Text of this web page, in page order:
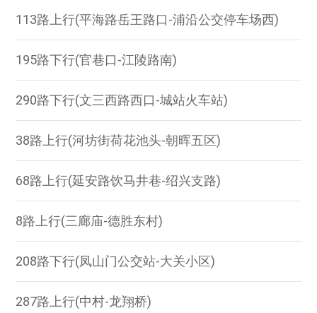
113路上行(平海路岳王路口-浦沿公交停车场西)
195路下行(官巷口-江陵路南)
290路下行(文三西路西口-城站火车站)
38路上行(河坊街荷花池头-朝晖五区)
68路上行(延安路饮马井巷-绍兴支路)
8路上行(三廊庙-德胜东村)
208路下行(凤山门公交站-大关小区)
287路上行(中村-龙翔桥)